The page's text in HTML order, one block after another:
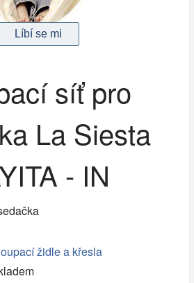
síť pro
La Siesta
- IN
židle a křesla